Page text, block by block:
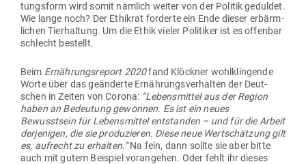
tungsform wird somit nämlich weiter von der Politik geduldet.
Wie lange noch? Der Ethikrat for­derte ein Ende dieser erbärm­
lichen Tier­haltung. Um die Ethik vieler Poli­tiker ist es offenbar
schlecht bestellt.
Beim Ernäh­rungs­report 2020fand Klöckner wohl­klin­gende
Worte über das geän­derte Ernäh­rungs­ver­halten der Deut­
schen in Zeiten von Corona: “Lebens­mittel aus der Region
haben an Bedeutung gewonnen. Es ist ein neues
Bewusstsein für Lebens­mittel ent­standen – und für die Arbeit
der­je­nigen, die sie pro­du­zieren. Diese neue Wert­schätzung gilt
es, auf­recht zu erhalten.”Na fein, dann sollte sie aber bitte
auch mit gutem Bei­spiel vor­an­gehen. Oder fehlt ihr dieses